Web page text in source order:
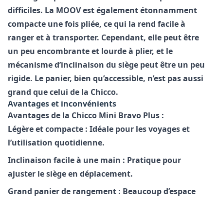
difficiles. La MOOV est également étonnamment
compacte une fois pliée, ce qui la rend facile à
ranger et à transporter. Cependant, elle peut être
un peu encombrante et lourde à plier, et le
mécanisme d’inclinaison du siège peut être un peu
rigide. Le panier, bien qu’accessible, n’est pas aussi
grand que celui de la Chicco.
Avantages et inconvénients
Avantages de la Chicco Mini Bravo Plus :
Légère et compacte : Idéale pour les voyages et
l’utilisation quotidienne.
Inclinaison facile à une main : Pratique pour
ajuster le siège en déplacement.
Grand panier de rangement : Beaucoup d’espace